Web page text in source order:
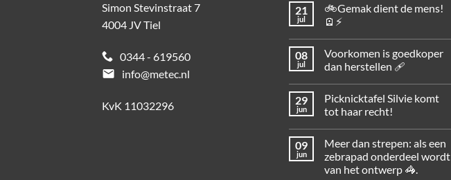
Simon Stevinstraat 7
4004 JV Tiel
0344 - 619560
email
info@metec.nl
KvK 11032296
21
jul
🚲Gemak dient de mens!
🪫⚡
08
jul
Voorkomen is goedkoper
dan herstellen 🩹
29
jun
Picknicktafel Silvie komt
tot haar recht!
09
jun
Meer dan strepen: als een
zebrapad onderdeel wordt
van het ontwerp 🦓.